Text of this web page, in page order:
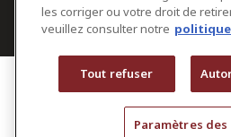
les corriger ou votre droit de
veuillez consulter notre
Tout refuser
Paramètres des